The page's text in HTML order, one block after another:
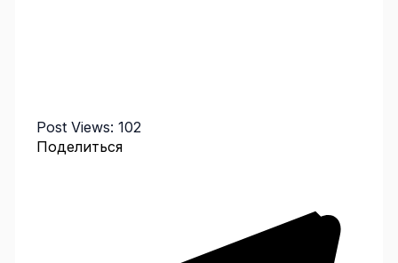
Post Views: 102
Поделиться